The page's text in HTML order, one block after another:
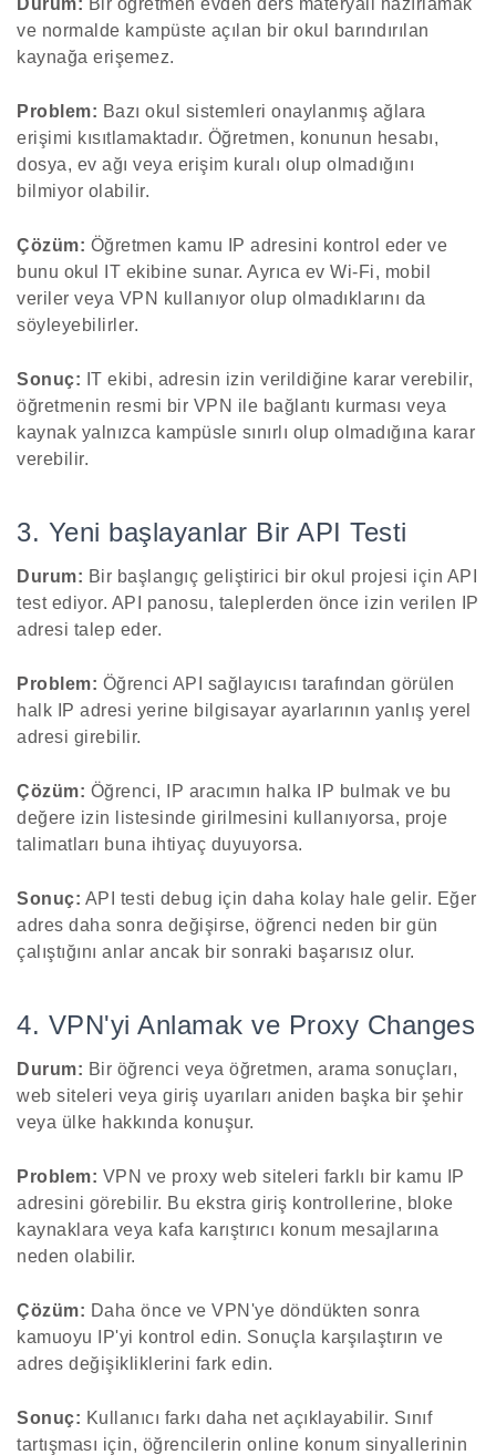
Durum: Bir öğretmen evden ders materyali hazırlamak
ve normalde kampüste açılan bir okul barındırılan
kaynağa erişemez.
Problem: Bazı okul sistemleri onaylanmış ağlara
erişimi kısıtlamaktadır. Öğretmen, konunun hesabı,
dosya, ev ağı veya erişim kuralı olup olmadığını
bilmiyor olabilir.
Çözüm: Öğretmen kamu IP adresini kontrol eder ve
bunu okul IT ekibine sunar. Ayrıca ev Wi-Fi, mobil
veriler veya VPN kullanıyor olup olmadıklarını da
söyleyebilirler.
Sonuç: IT ekibi, adresin izin verildiğine karar verebilir,
öğretmenin resmi bir VPN ile bağlantı kurması veya
kaynak yalnızca kampüsle sınırlı olup olmadığına karar
verebilir.
3. Yeni başlayanlar Bir API Testi
Durum: Bir başlangıç geliştirici bir okul projesi için API
test ediyor. API panosu, taleplerden önce izin verilen IP
adresi talep eder.
Problem: Öğrenci API sağlayıcısı tarafından görülen
halk IP adresi yerine bilgisayar ayarlarının yanlış yerel
adresi girebilir.
Çözüm: Öğrenci, IP aracımın halka IP bulmak ve bu
değere izin listesinde girilmesini kullanıyorsa, proje
talimatları buna ihtiyaç duyuyorsa.
Sonuç: API testi debug için daha kolay hale gelir. Eğer
adres daha sonra değişirse, öğrenci neden bir gün
çalıştığını anlar ancak bir sonraki başarısız olur.
4. VPN'yi Anlamak ve Proxy Changes
Durum: Bir öğrenci veya öğretmen, arama sonuçları,
web siteleri veya giriş uyarıları aniden başka bir şehir
veya ülke hakkında konuşur.
Problem: VPN ve proxy web siteleri farklı bir kamu IP
adresini görebilir. Bu ekstra giriş kontrollerine, bloke
kaynaklara veya kafa karıştırıcı konum mesajlarına
neden olabilir.
Çözüm: Daha önce ve VPN'ye döndükten sonra
kamuoyu IP'yi kontrol edin. Sonuçla karşılaştırın ve
adres değişikliklerini fark edin.
Sonuç: Kullanıcı farkı daha net açıklayabilir. Sınıf
tartışması için, öğrencilerin online konum sinyallerinin